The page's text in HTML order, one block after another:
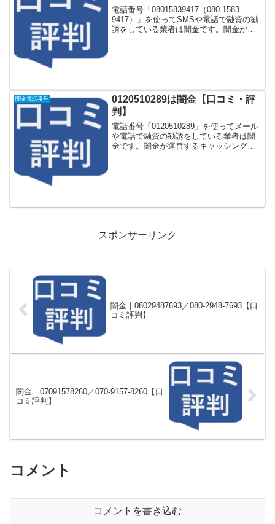
電話番号「08015839417（080-1583-
9417）」を使ってSMSや電話で融資の勧
誘をしている業者は闇金です。闇金が運
闇金電話番号
0120510289は闇金【口コミ・評
判】
電話番号「0120510289」を使ってメール
や電話で融資の勧誘をしている業者は闇
金です。闇金が運営するキャッシング一
スポンサーリンク
闇金｜08029487693／080-2948-7693【口
コミ評判】
闇金｜07091578260／070-9157-8260【口
コミ評判】
コメント
コメントを書き込む